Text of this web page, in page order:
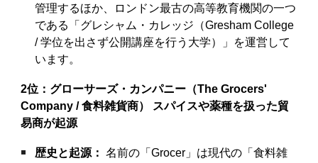
管理するほか、ロンドン最古の高等教育機関の一つ
である「グレシャム・カレッジ（Gresham College
/ 学位を出さず公開講座を行う大学）」を運営して
います。
2位：グローサーズ・カンパニー（The Grocers'
Company / 食料雑貨商）
スパイスや薬種を扱った貿
易商が起源
歴史と起源： 名前の「Grocer」は現代の「食料雑